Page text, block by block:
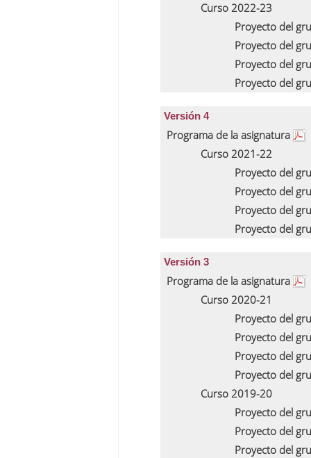
Curso 2022-23
Proyecto del
Proyecto del
Proyecto del
Proyecto del
Versión 4
Programa de la asignatura
Curso 2021-22
Proyecto del
Proyecto del
Proyecto del
Proyecto del
Versión 3
Programa de la asignatura
Curso 2020-21
Proyecto del
Proyecto del
Proyecto del
Proyecto del
Curso 2019-20
Proyecto del
Proyecto del
Proyecto del